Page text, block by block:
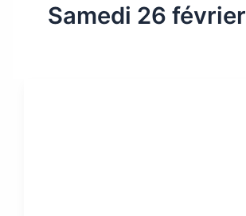
Samedi 26 février